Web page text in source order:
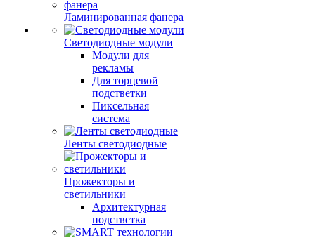
Ламинированная фанера
Светодиодные модули
Модули для
рекламы
Для торцевой
подстветки
Пиксельная
система
Ленты светодиодные
Прожекторы и
светильники
Архитектурная
подстветка